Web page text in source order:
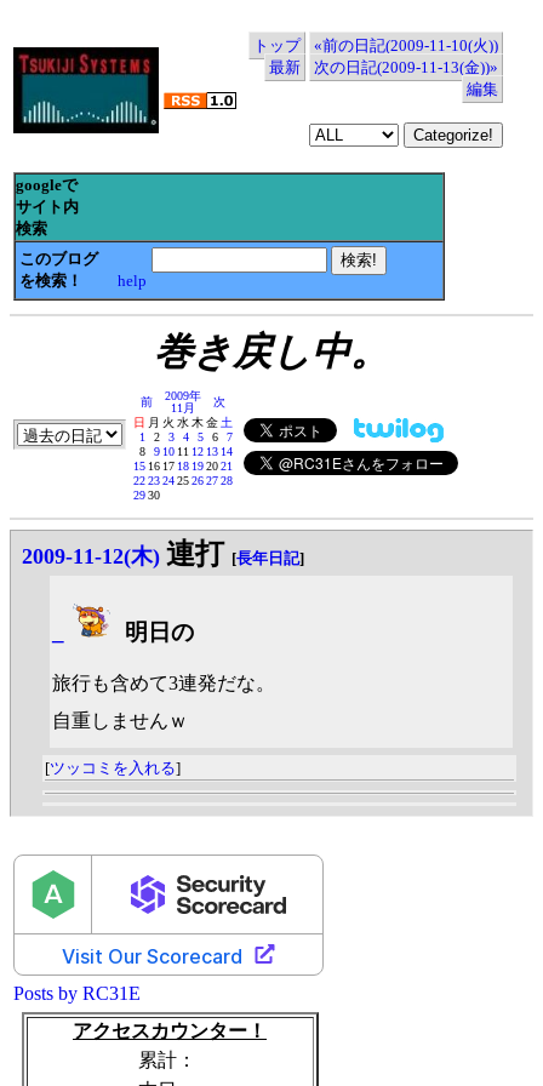
トップ
«前の日記(2009-11-10(火))
最新
次の日記(2009-11-13(金))»
編集
googleで
サイト内
検索
このブログ
を検索！
help
巻き戻し中。
前
2009年
11月
次
日 月 火 水木金土
1
2 3 4 5 6
7
8
9 10 11 12 13 14
15 16 17 18 192021
22232425262728
2930
2009-11-12(木) 連打 [長年日記]
明日の
旅行も含めて3連発だな。
自重しませんｗ
[ツッコミを入れる]
Posts by RC31E
アクセスカウンター！
累計：